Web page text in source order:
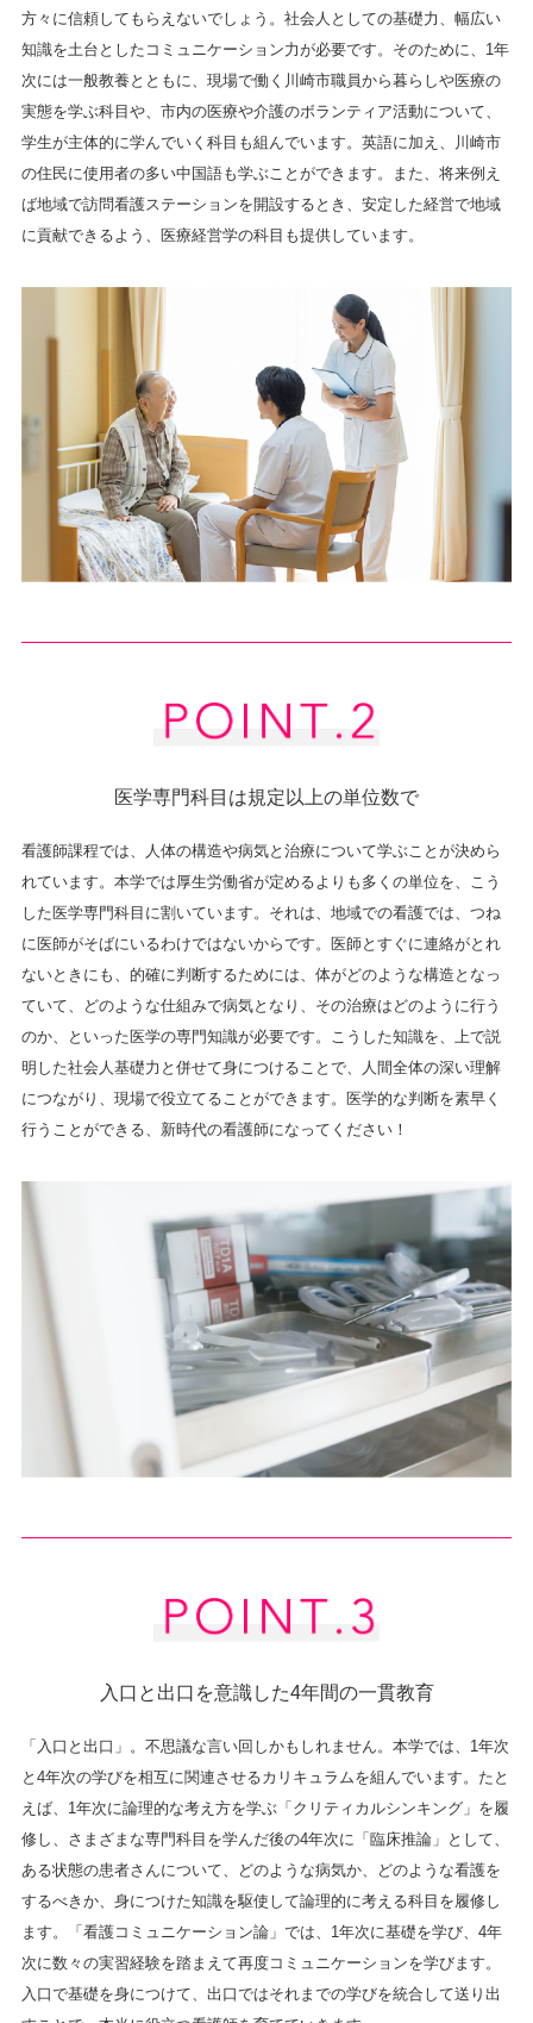
方々に信頼してもらえないでしょう。社会人としての基礎力、幅広い
知識を土台としたコミュニケーション力が必要です。そのために、1年
次には一般教養とともに、現場で働く川崎市職員から暮らしや医療の
実態を学ぶ科目や、市内の医療や介護のボランティア活動について、
学生が主体的に学んでいく科目も組んでいます。英語に加え、川崎市
の住民に使用者の多い中国語も学ぶことができます。また、将来例え
ば地域で訪問看護ステーションを開設するとき、安定した経営で地域
に貢献できるよう、医療経営学の科目も提供しています。
医学専門科目は規定以上の単位数で
看護師課程では、人体の構造や病気と治療について学ぶことが決めら
れています。本学では厚生労働省が定めるよりも多くの単位を、こう
した医学専門科目に割いています。それは、地域での看護では、つね
に医師がそばにいるわけではないからです。医師とすぐに連絡がとれ
ないときにも、的確に判断するためには、体がどのような構造となっ
ていて、どのような仕組みで病気となり、その治療はどのように行う
のか、といった医学の専門知識が必要です。こうした知識を、上で説
明した社会人基礎力と併せて身につけることで、人間全体の深い理解
につながり、現場で役立てることができます。医学的な判断を素早く
行うことができる、新時代の看護師になってください！
入口と出口を意識した4年間の一貫教育
「入口と出口」。不思議な言い回しかもしれません。本学では、1年次
と4年次の学びを相互に関連させるカリキュラムを組んでいます。たと
えば、1年次に論理的な考え方を学ぶ「クリティカルシンキング」を履
修し、さまざまな専門科目を学んだ後の4年次に「臨床推論」として、
ある状態の患者さんについて、どのような病気か、どのような看護を
するべきか、身につけた知識を駆使して論理的に考える科目を履修し
ます。「看護コミュニケーション論」では、1年次に基礎を学び、4年
次に数々の実習経験を踏まえて再度コミュニケーションを学びます。
入口で基礎を身につけて、出口ではそれまでの学びを統合して送り出